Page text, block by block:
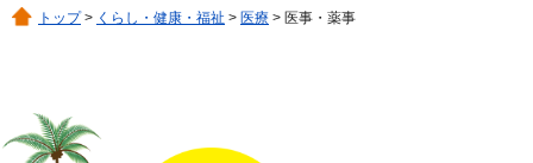
トップ> くらし・健康・福祉 > 医療 > 医事・薬事